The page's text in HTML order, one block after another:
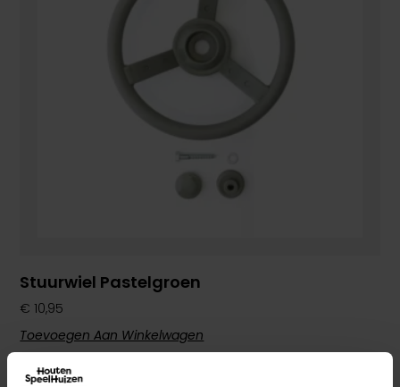
Stuurwiel Pastelgroen
€ 10,95
Toevoegen Aan Winkelwagen